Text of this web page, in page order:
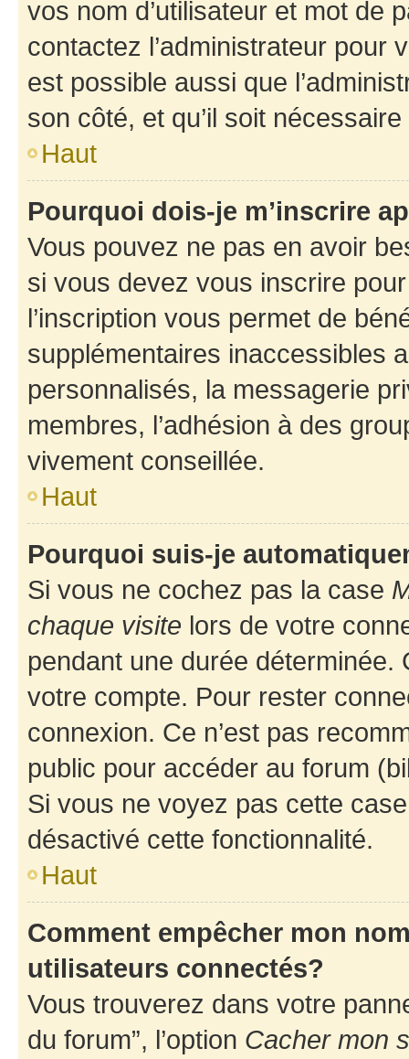
vos nom d’utilisateur et mot de
contactez l’administrateur pour
est possible aussi que
son côté, et qu’il soit
Haut
Pourquoi dois-je m’inscrire
Vous pouvez ne pas en avoir
si vous devez vous inscrire
l’inscription vous permet de
supplémentaires inaccessibles
personnalisés, la messagerie
membres, l’adhésion à des
vivement conseillée.
Haut
Pourquoi suis-je
Si vous ne cochez pas la case
chaque visite lors de votre
pendant une durée déterminée.
votre compte. Pour rester
connexion. Ce n’est pas
public pour accéder au forum
Si vous ne voyez pas cette
désactivé cette fonctionnalité.
Haut
Comment empêcher mon
utilisateurs connectés?
Vous trouverez dans votre
du forum”, l’option Cacher mon